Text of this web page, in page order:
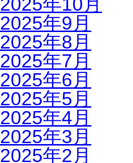
2025年9月
2025年8月
2025年7月
2025年6月
2025年5月
2025年4月
2025年3月
2025年2月